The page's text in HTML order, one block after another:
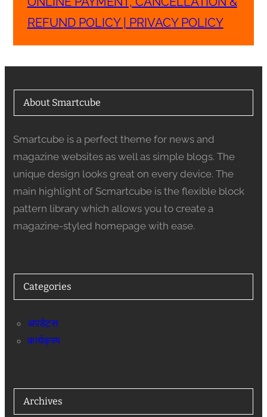
REFUND POLICY | PRIVACY POLICY
About Smartcube
Smartcube is a perfect theme for news and
magazine websites as well as simple blogs. The
unique design looks great on every device. The
main highlight of Scmartcube is the flexible block
pattern library which allows you to create a
magazine-styled homepage with ease.
Categories
अपडेट्स
कार्यक्रम
Archives